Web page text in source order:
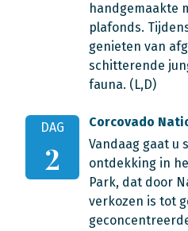
handgemaakte
plafonds.
genieten van
schitterende
fauna. (L,D)
DAG
2
Corcovado
Vandaag gaat u
ontdekking in
Park, dat door
verkozen is tot